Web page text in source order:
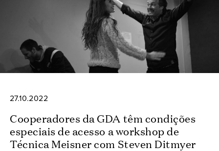
27.10.2022
Cooperadores da GDA têm condições
especiais de acesso a workshop de
Técnica Meisner com Steven Ditmyer